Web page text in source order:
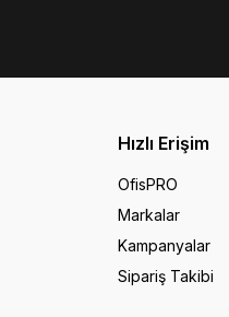
Hızlı Erişim
OfisPRO
Markalar
Kampanyalar
Sipariş Takibi